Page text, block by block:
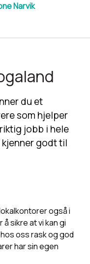
Narvik
du et
som hjelper
jobb i hele
godt til
også i
å sikre at vi kan gi
oss rask og god
har sin egen